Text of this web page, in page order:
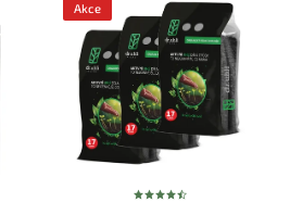
Akce